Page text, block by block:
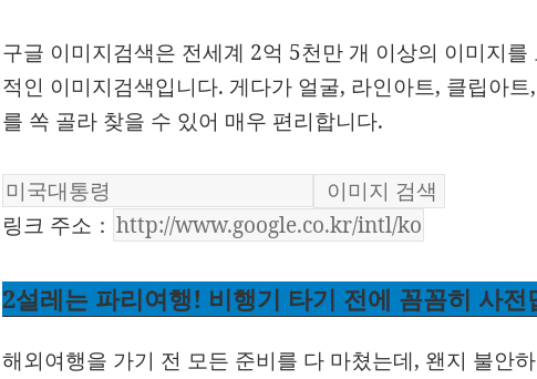
구글 이미지검색은 전세계 2억 5천만 개 이상의 이미지를
적인 이미지검색입니다. 게다가 얼굴, 라인아트, 클립아트
를 쏙 골라 찾을 수 있어 매우 편리합니다.
링크 주소：
2설레는 파리여행! 비행기 타기 전에 꼼꼼히 사전
해외여행을 가기 전 모든 준비를 다 마쳤는데, 왠지 불안